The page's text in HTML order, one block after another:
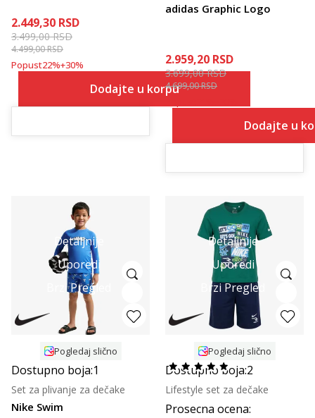
2.449,30 RSD
3.499,00RSD
4.499,00RSD
Popust22%+30%
Dodajte u korpu
adidas Graphic Logo
2.959,20 RSD
3.699,00RSD
4.699,00RSD
Dodajte u
Detaljnije
Uporedi
Brzi Pregled
Pogledaj slično
Dostupno boja:1
Nike Swim
Set za plivanje za dečake
Detaljnije
Uporedi
Brzi Pregled
Pogledaj slično
Dostupno boja:2
Prosecna ocena:
Lifestyle set za dečake